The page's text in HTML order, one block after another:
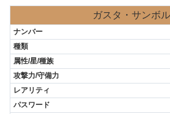
ガスタ・サンボ